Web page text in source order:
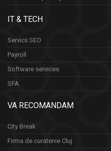
IT & TECH
Servicii SEO
Payroll
Software services
SFA
VA RECOMANDAM
City Break
Firma de curatenie Cluj